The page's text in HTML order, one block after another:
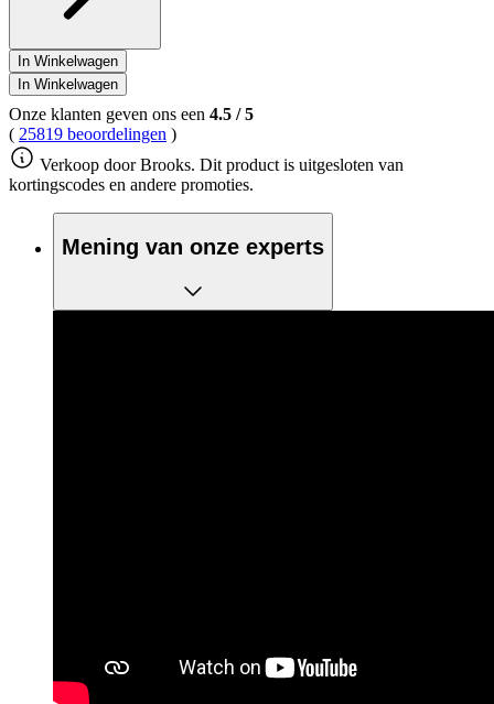
In Winkelwagen
In Winkelwagen
Onze klanten geven ons een 4.5 /5
( 25819 beoordelingen )
Verkoop door Brooks. Dit product is uitgesloten van
kortingscodes en andere promoties.
Mening van onze experts